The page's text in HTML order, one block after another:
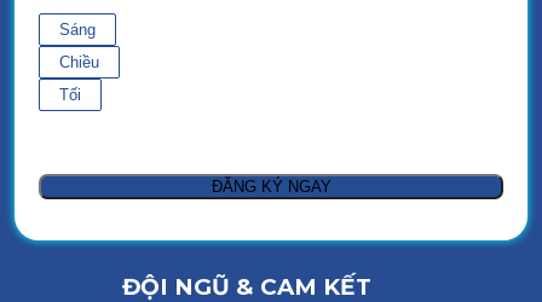
Sáng
Chiều
Tối
ĐỘI NGŨ & CAM KẾT